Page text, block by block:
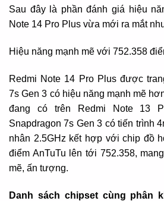
Sau đây là phần đánh giá hiệu
Note 14 Pro Plus vừa mới ra mắt
Hiệu năng mạnh mẽ với 752.358
Redmi Note 14 Pro Plus được
7s Gen 3 có hiệu năng mạnh mẽ
đang có trên Redmi Note 13
Snapdragon 7s Gen 3 có tiến trình
nhân 2.5GHz kết hợp với chip đồ
điểm AnTuTu lên tới 752.358,
mẽ, ấn tượng.
Danh sách chipset cùng phân